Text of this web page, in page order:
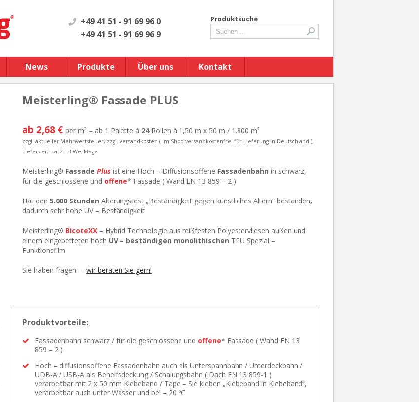
Produktsuche
+49 41 51 - 91 69 96 0
+49 41 51 - 91 69 96 9
News Produkte Über uns Kontakt
Meisterling® Fassade PLUS
ab 2,68 € per m² – ab 1 Palette à 24Rollen à 1,50 m x 50 m / 1.800 m²
zzgl. aktueller Mehrwertsteuer, zzgl. Versandkosten ( im Shop versandkostenfrei für Lieferung in Deutschland ),
Lieferzeit: ca. 2 – 4 Werktage
Meisterling® Fassade Plus ist eine Hoch – Diffusionsoffene Fassadenbahn in schwarz,
für die geschlossene und offene* Fassade ( Wand EN 13 859 – 2 )
Hat den 5.000 Stunden Alterungstest „Beständigkeit gegen künstliches Altern“ bestanden,
dadurch sehr hohe UV – Beständigkeit
Meisterling® BicoteXX – Hybrid Technologie aus reißfesten Polyestervliesen außen und
einem eingebetteten hoch UV – beständigen monolithischen TPU Spezial –
Funktionsfilm
Sie haben fragen – wir beraten Sie gern!
Produktvorteile:
Fassadenbahn schwarz / für die geschlossene und offene* Fassade ( Wand EN 13
859 – 2 )
Hoch – diffusionsoffene Fassadenbahn auch als Unterspannbahn / Unterdeckbahn /
UDB-A / USB-A als Behelfsdeckung / Schalungsbahn ( Dach EN 13 859-1 )
verarbeitbar mit 2 x 50 mm Klebeband / Tape – Sie kleben „Klebeband in Klebeband“,
verarbeitbar auch unter Wasser und bei – 20 ºC